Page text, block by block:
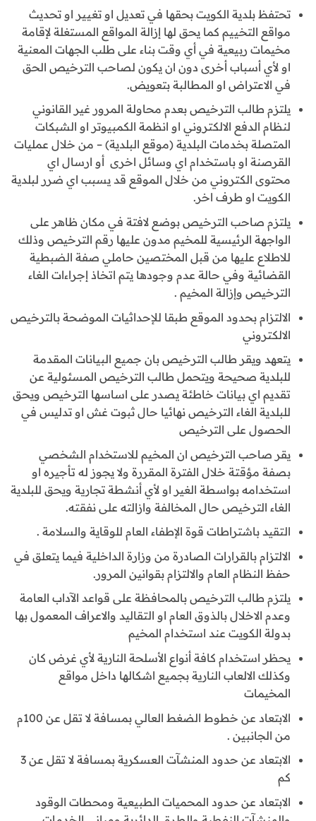
تحتفظ بلدية الكويت بحقها في تعديل او تغيير او تحديث
مواقع التخييم كما يحق لها إزالة المواقع المستغلة لإقامة
مخيمات ربيعية في أي وقت بناء على طلب الجهات المعنية
او لأي أسباب أخرى دون ان يكون لصاحب الترخيص الحق
في الاعتراض او المطالبة بتعويض.
يلتزم طالب الترخيص بعدم محاولة المرور غير القانوني
لنظام الدفع الالكتروني او انظمة الكمبيوتر او الشبكات
المتصلة بخدمات البلدية (موقع البلدية) – من خلال عمليات
القرصنة او باستخدام اي وسائل اخرى أو ارسال اي
محتوى الكتروني من خلال الموقع قد يسبب اي ضرر لبلدية
الكويت او طرف اخر.
يلتزم صاحب الترخيص بوضع لافتة في مكان ظاهر على
الواجهة الرئيسية للمخيم مدون عليها رقم الترخيص وذلك
للاطلاع عليها من قبل المختصين حاملي صفة الضبطية
القضائية وفي حالة عدم وجودها يتم اتخاذ إجراءات الغاء
الترخيص وإزالة المخيم .
الالتزام بحدود الموقع طبقا للإحداثيات الموضحة بالترخيص
الالكتروني
يتعهد ويقر طالب الترخيص بان جميع البيانات المقدمة
للبلدية صحيحة ويتحمل طالب الترخيص المسئولية عن
تقديم اي بيانات خاطئة يصدر على اساسها الترخيص ويحق
للبلدية الغاء الترخيص نهائيا حال ثبوت غش او تدليس في
الحصول على الترخيص
يقر صاحب الترخيص ان المخيم للاستخدام الشخصي
بصفة مؤقتة خلال الفترة المقررة ولا يجوز له تأجيره او
استخدامه بواسطة الغير او لأي أنشطة تجارية ويحق للبلدية
الغاء الترخيص حال المخالفة وازالته على نفقته.
التقيد باشتراطات قوة الإطفاء العام للوقاية والسلامة .
الالتزام بالقرارات الصادرة من وزارة الداخلية فيما يتعلق في
حفظ النظام العام والالتزام بقوانين المرور.
يلتزم طالب الترخيص بالمحافظة على قواعد الآداب العامة
وعدم الاخلال بالذوق العام او التقاليد والاعراف المعمول بها
بدولة الكويت عند استخدام المخيم
يحظر استخدام كافة أنواع الأسلحة النارية لأي غرض كان
وكذلك الالعاب النارية بجميع اشكالها داخل مواقع
المخيمات
الابتعاد عن خطوط الضغط العالي بمسافة لا تقل عن 100م
من الجانبين .
الابتعاد عن حدود المنشآت العسكرية بمسافة لا تقل عن 3
كم
الابتعاد عن حدود المحميات الطبيعية ومحطات الوقود